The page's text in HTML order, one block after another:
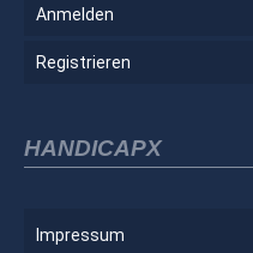
Anmelden
Registrieren
HANDICAPX
Impressum